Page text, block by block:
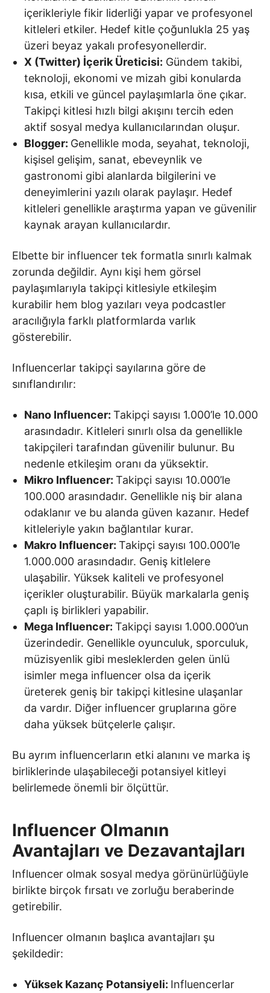
içerikleriyle fikir liderliği yapar ve profesyonel
kitleleri etkiler. Hedef kitle çoğunlukla 25 yaş
üzeri beyaz yakalı profesyonellerdir.
X (Twitter) İçerik Üreticisi: Gündem takibi,
teknoloji, ekonomi ve mizah gibi konularda
kısa, etkili ve güncel paylaşımlarla öne çıkar.
Takipçi kitlesi hızlı bilgi akışını tercih eden
aktif sosyal medya kullanıcılarından oluşur.
Blogger: Genellikle moda, seyahat, teknoloji,
kişisel gelişim, sanat, ebeveynlik ve
gastronomi gibi alanlarda bilgilerini ve
deneyimlerini yazılı olarak paylaşır. Hedef
kitleleri genellikle araştırma yapan ve güvenilir
kaynak arayan kullanıcılardır.
Elbette bir influencer tek formatla sınırlı kalmak
zorunda değildir. Aynı kişi hem görsel
paylaşımlarıyla takipçi kitlesiyle etkileşim
kurabilir hem blog yazıları veya podcastler
aracılığıyla farklı platformlarda varlık
gösterebilir.
Influencerlar takipçi sayılarına göre de
sınıflandırılır:
Nano Influencer: Takipçi sayısı 1.000’le 10.000
arasındadır. Kitleleri sınırlı olsa da genellikle
takipçileri tarafından güvenilir bulunur. Bu
nedenle etkileşim oranı da yüksektir.
Mikro Influencer: Takipçi sayısı 10.000’le
100.000 arasındadır. Genellikle niş bir alana
odaklanır ve bu alanda güven kazanır. Hedef
kitleleriyle yakın bağlantılar kurar.
Makro Influencer: Takipçi sayısı 100.000’le
1.000.000 arasındadır. Geniş kitlelere
ulaşabilir. Yüksek kaliteli ve profesyonel
içerikler oluşturabilir. Büyük markalarla geniş
çaplı iş birlikleri yapabilir.
Mega Influencer: Takipçi sayısı 1.000.000’un
üzerindedir. Genellikle oyunculuk, sporculuk,
müzisyenlik gibi mesleklerden gelen ünlü
isimler mega influencer olsa da içerik
üreterek geniş bir takipçi kitlesine ulaşanlar
da vardır. Diğer influencer gruplarına göre
daha yüksek bütçelerle çalışır.
Bu ayrım influencerların etki alanını ve marka iş
birliklerinde ulaşabileceği potansiyel kitleyi
belirlemede önemli bir ölçüttür.
Influencer Olmanın
Avantajları ve Dezavantajları
Influencer olmak sosyal medya görünürlüğüyle
birlikte birçok fırsatı ve zorluğu beraberinde
getirebilir.
Influencer olmanın başlıca avantajları şu
şekildedir:
Yüksek Kazanç Potansiyeli: Influencerlar